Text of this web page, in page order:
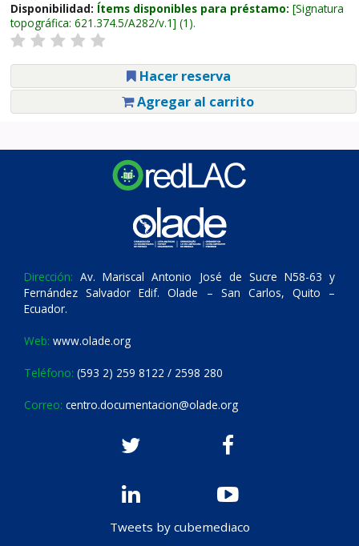
Disponibilidad: Ítems disponibles para préstamo: Signatura
topográfica: 621.374.5/A282/v.1 (1).
Hacer reserva
Agregar al carrito
Dirección: Av. Mariscal Antonio José de Sucre N58-63 y
Fernández Salvador Edif. Olade – San Carlos, Quito –
Ecuador.
Web: www.olade.org
Teléfono: (593 2) 259 8122 / 2598 280
Correo: centro.documentacion@olade.org
Tweets by cubemediaco